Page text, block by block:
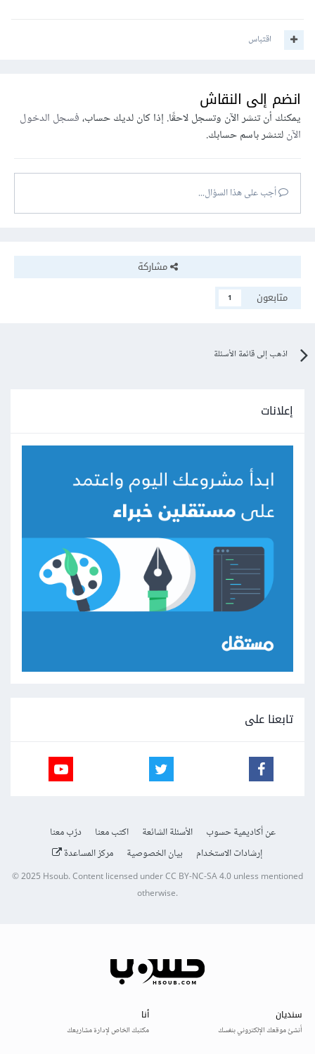
اقتباس
انضم إلى النقاش
يمكنك أن تنشر الآن وتسجل لاحقًا. إذا كان لديك حساب،فسجل الدخول
الآنلتنشر باسم حسابك.
أجب على هذا السؤال...
مشاركة
متابعون
1
اذهب إلى قائمة الأسئلة
إعلانات
تابعنا على
عن أكاديمية حسوب الأسئلة الشائعة اكتب معنا
درّب معنا
إرشادات الاستخدام
بيان الخصوصية مركز المساعدة
© 2025Hsoub.Content licensed underCC BY-NC-SA 4.0unless mentioned
otherwise.